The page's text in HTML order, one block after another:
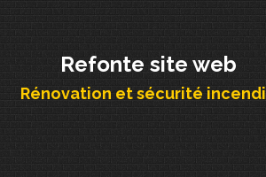
Refonte site web
Rénovation et sécurité